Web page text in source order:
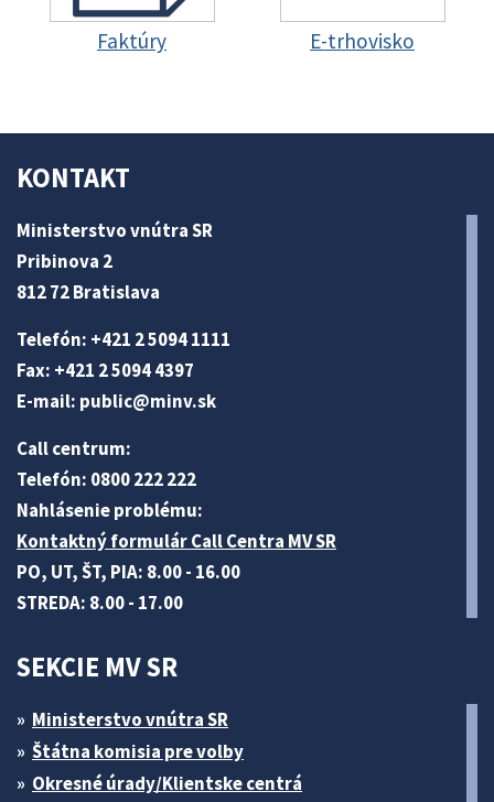
Faktúry E-trhovisko
KONTAKT
Ministerstvo vnútra SR
Pribinova 2
812 72 Bratislava
Telefón: +421 2 5094 1111
Fax: +421 2 5094 4397
E-mail: public@minv.sk
Call centrum:
Telefón: 0800 222 222
Nahlásenie problému:
Kontaktný formulár Call Centra MV SR
PO, UT, ŠT, PIA: 8.00 - 16.00
STREDA: 8.00 - 17.00
SEKCIE MV SR
Ministerstvo vnútra SR
Štátna komisia pre volby
Okresné úrady/Klientske centrá